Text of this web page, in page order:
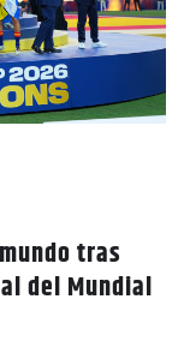
tras
del Mundial